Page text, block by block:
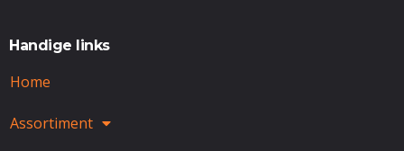
Handige links
Home
Assortiment